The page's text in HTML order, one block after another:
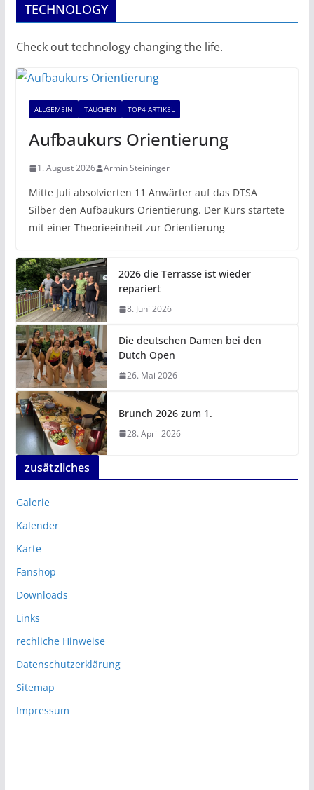
TECHNOLOGY
Check out technology changing the life.
ALLGEMEIN TAUCHEN TOP4 ARTIKEL
Aufbaukurs Orientierung
1. August 2026 Armin Steininger
Mitte Juli absolvierten 11 Anwärter auf das DTSA
Silber den Aufbaukurs Orientierung. Der Kurs startete
mit einer Theorieeinheit zur Orientierung
2026 die Terrasse ist wieder
repariert
8. Juni 2026
Die deutschen Damen bei den
Dutch Open
26. Mai 2026
Brunch 2026 zum 1.
28. April 2026
zusätzliches
Galerie
Kalender
Karte
Fanshop
Downloads
Links
rechliche Hinweise
Datenschutzerklärung
Sitemap
Impressum